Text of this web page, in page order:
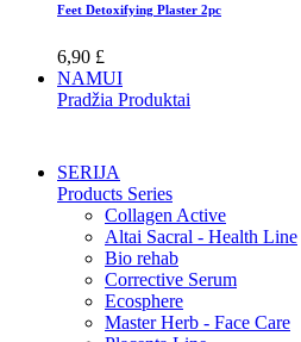
Feet Detoxifying Plaster 2pc
6,90 £
NAMUI
Pradžia Produktai
SERIJA
Products Series
Collagen Active
Altai Sacral - Health Line
Bio rehab
Corrective Serum
Ecosphere
Master Herb - Face Care